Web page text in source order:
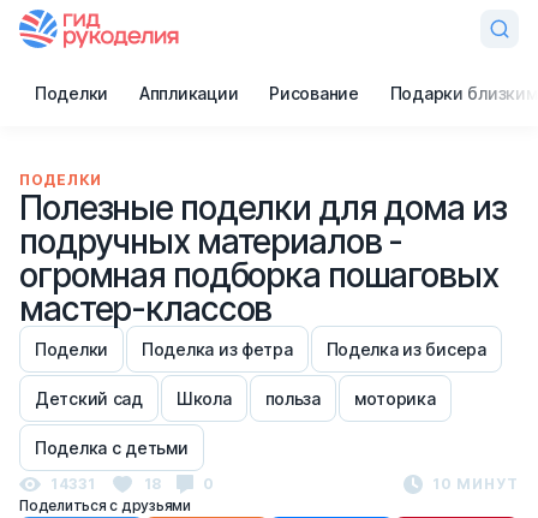
Поделки Аппликации Рисование Подарки близким
ПОДЕЛКИ
Полезные поделки для дома из
подручных материалов -
огромная подборка пошаговых
мастер-классов
Поделки Поделка из фетра Поделка из бисера
Детский сад Школа польза моторика
Поделка с детьми
14331 18 0
10 МИНУТ
Поделиться с друзьями